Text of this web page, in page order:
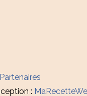
Partenaires
: